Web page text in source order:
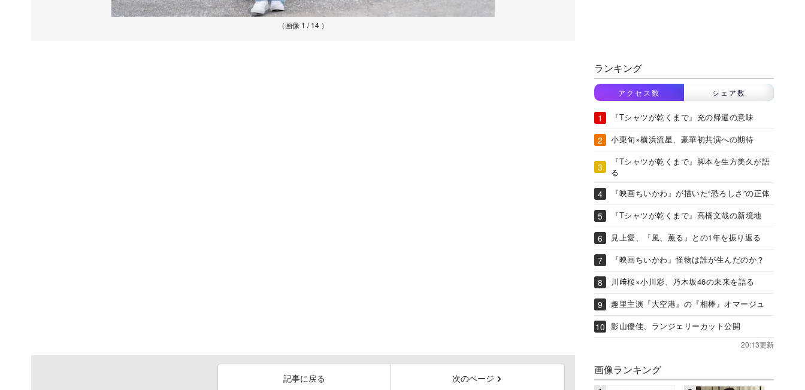
（画像 1 / 14 ）
記事に戻る 次のページ
ランキング
アクセス数 シェア数
『Tシャツが乾くまで』充の帰還の意味
小栗旬×横浜流星、豪華初共演への期待
『Tシャツが乾くまで』脚本を生方美久が語
る
『映画ちいかわ』が描いた“恐ろしさ”の正体
『Tシャツが乾くまで』高橋文哉の新境地
見上愛、『風、薫る』との1年を振り返る
『映画ちいかわ』怪物は誰が生んだのか？
川﨑桜×小川彩、乃木坂46の未来を語る
趣里主演『大空港』の『相棒』オマージュ
影山優佳、ランジェリーカット公開
20:13更新
画像ランキング